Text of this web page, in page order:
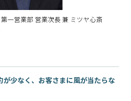
一営業部 営業次長 兼 ミツヤ心斎
少なく、お客さまに風が当たらな